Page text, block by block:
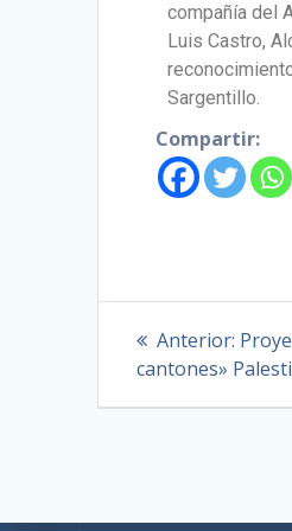
compañía del
Luis Castro,
Sargentillo.
Compartir:
Anterior:
cantones»